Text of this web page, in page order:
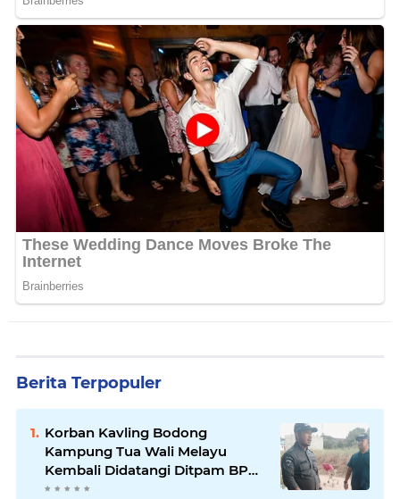
Berita Terpopuler
Korban Kavling Bodong
Kampung Tua Wali Melayu
Kembali Didatangi Ditpam BP
Batam